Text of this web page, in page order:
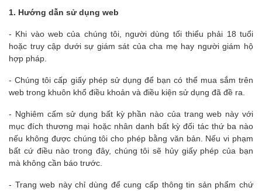
1. Hướng dẫn sử dụng web
- Khi vào web của chúng tôi, người dùng tối thiểu phải 18 tuổi
hoặc truy cập dưới sự giám sát của cha mẹ hay người giám hộ
hợp pháp.
- Chúng tôi cấp giấy phép sử dụng để bạn có thể mua sắm trên
web trong khuôn khổ điều khoản và điều kiện sử dụng đã đề ra.
- Nghiêm cấm sử dụng bất kỳ phần nào của trang web này với
mục đích thương mại hoặc nhân danh bất kỳ đối tác thứ ba nào
nếu không được chúng tôi cho phép bằng văn bản. Nếu vi phạm
bất cứ điều nào trong đây, chúng tôi sẽ hủy giấy phép của bạn
mà không cần báo trước.
- Trang web này chỉ dùng để cung cấp thông tin sản phẩm chứ